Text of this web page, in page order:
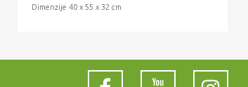
Dimenzije 40 x 55 x 32 cm